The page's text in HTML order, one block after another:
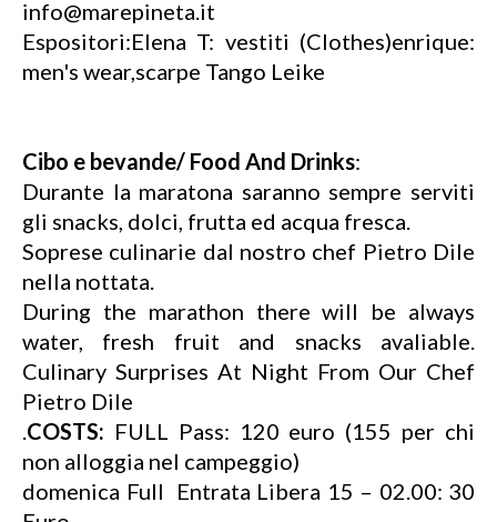
info@marepineta.it
Espositori:Elena T: vestiti (Clothes)enrique:
men's wear,scarpe Tango Leike
Cibo e bevande/ Food And Drinks:
Durante la maratona saranno sempre serviti
gli snacks, dolci, frutta ed acqua fresca.
Soprese culinarie dal nostro chef Pietro Dile
nella nottata.
During the marathon there will be always
water, fresh fruit and snacks avaliable.
Culinary Surprises At Night From Our Chef
Pietro Dile
.COSTS: FULL Pass: 120 euro (155 per chi
non alloggia nel campeggio)
domenica Full Entrata Libera 15 – 02.00: 30